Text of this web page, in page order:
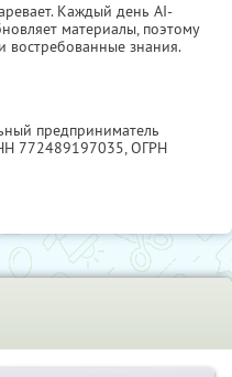
Каждый день AI-
материалы, поэтому
востребованные знания.
предприниматель
772489197035, ОГРН